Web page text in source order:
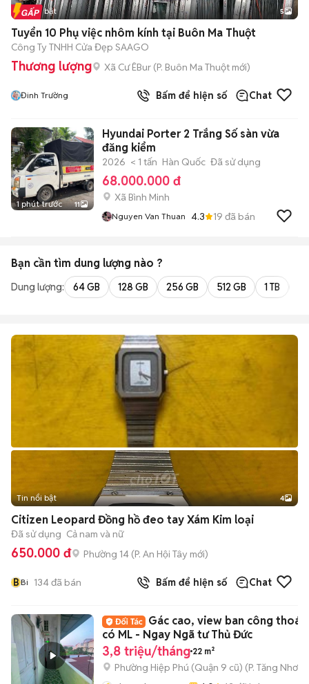
Tin nổi bật 5
Tuyển 10 Phụ việc nhôm kính tại Buôn Ma Thuột
Công Ty TNHH Cửa Đẹp SAAGO
Thương lượng Xã Cư ÊBur (P. Buôn Ma Thuột mới)
Đinh Trường Bấm để hiện số Chat
1 phút trước 11
Hyundai Porter 2 Trắng Số sàn vừa
đăng kiểm
2026 < 1 tấn Hàn Quốc Đã sử dụng
68.000.000 đ
Xã Bình Minh
Nguyen Van Thuan 4.3 19 đã bán
Bạn cần tìm dung lượng nào ?
Dung lượng: 64 GB 128 GB 256 GB 512 GB 1 TB
Tin nổi bật 4
Citizen Leopard Đồng hồ đeo tay Xám Kim loại
Đã sử dụng Cả nam và nữ
650.000 đ Phường 14 (P. An Hội Tây mới)
BBi 134đã bán Bấm để hiện số Chat
Gác cao, view ban công
có ML - Ngay Ngã tư Thủ Đức
3,8 triệu/tháng 22 m²
Phường Hiệp Phú (Quận 9 cũ) (P. Tăng Nhơn